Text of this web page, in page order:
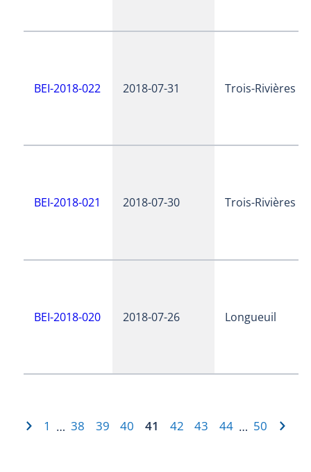
BEI-2018-022 2018-07-31 Trois-Rivières
BEI-2018-021 2018-07-30 Trois-Rivières
BEI-2018-020 2018-07-26 Longueuil
1 … 38 39 40 41 42 43 44 … 50